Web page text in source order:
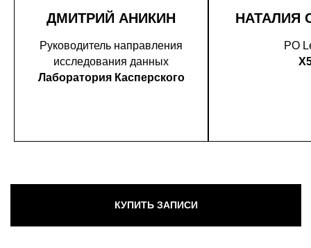
ДМИТРИЙ АНИКИН
Руководитель направления
исследования данных
Лаборатория Касперского
НАТАЛИЯ
PO